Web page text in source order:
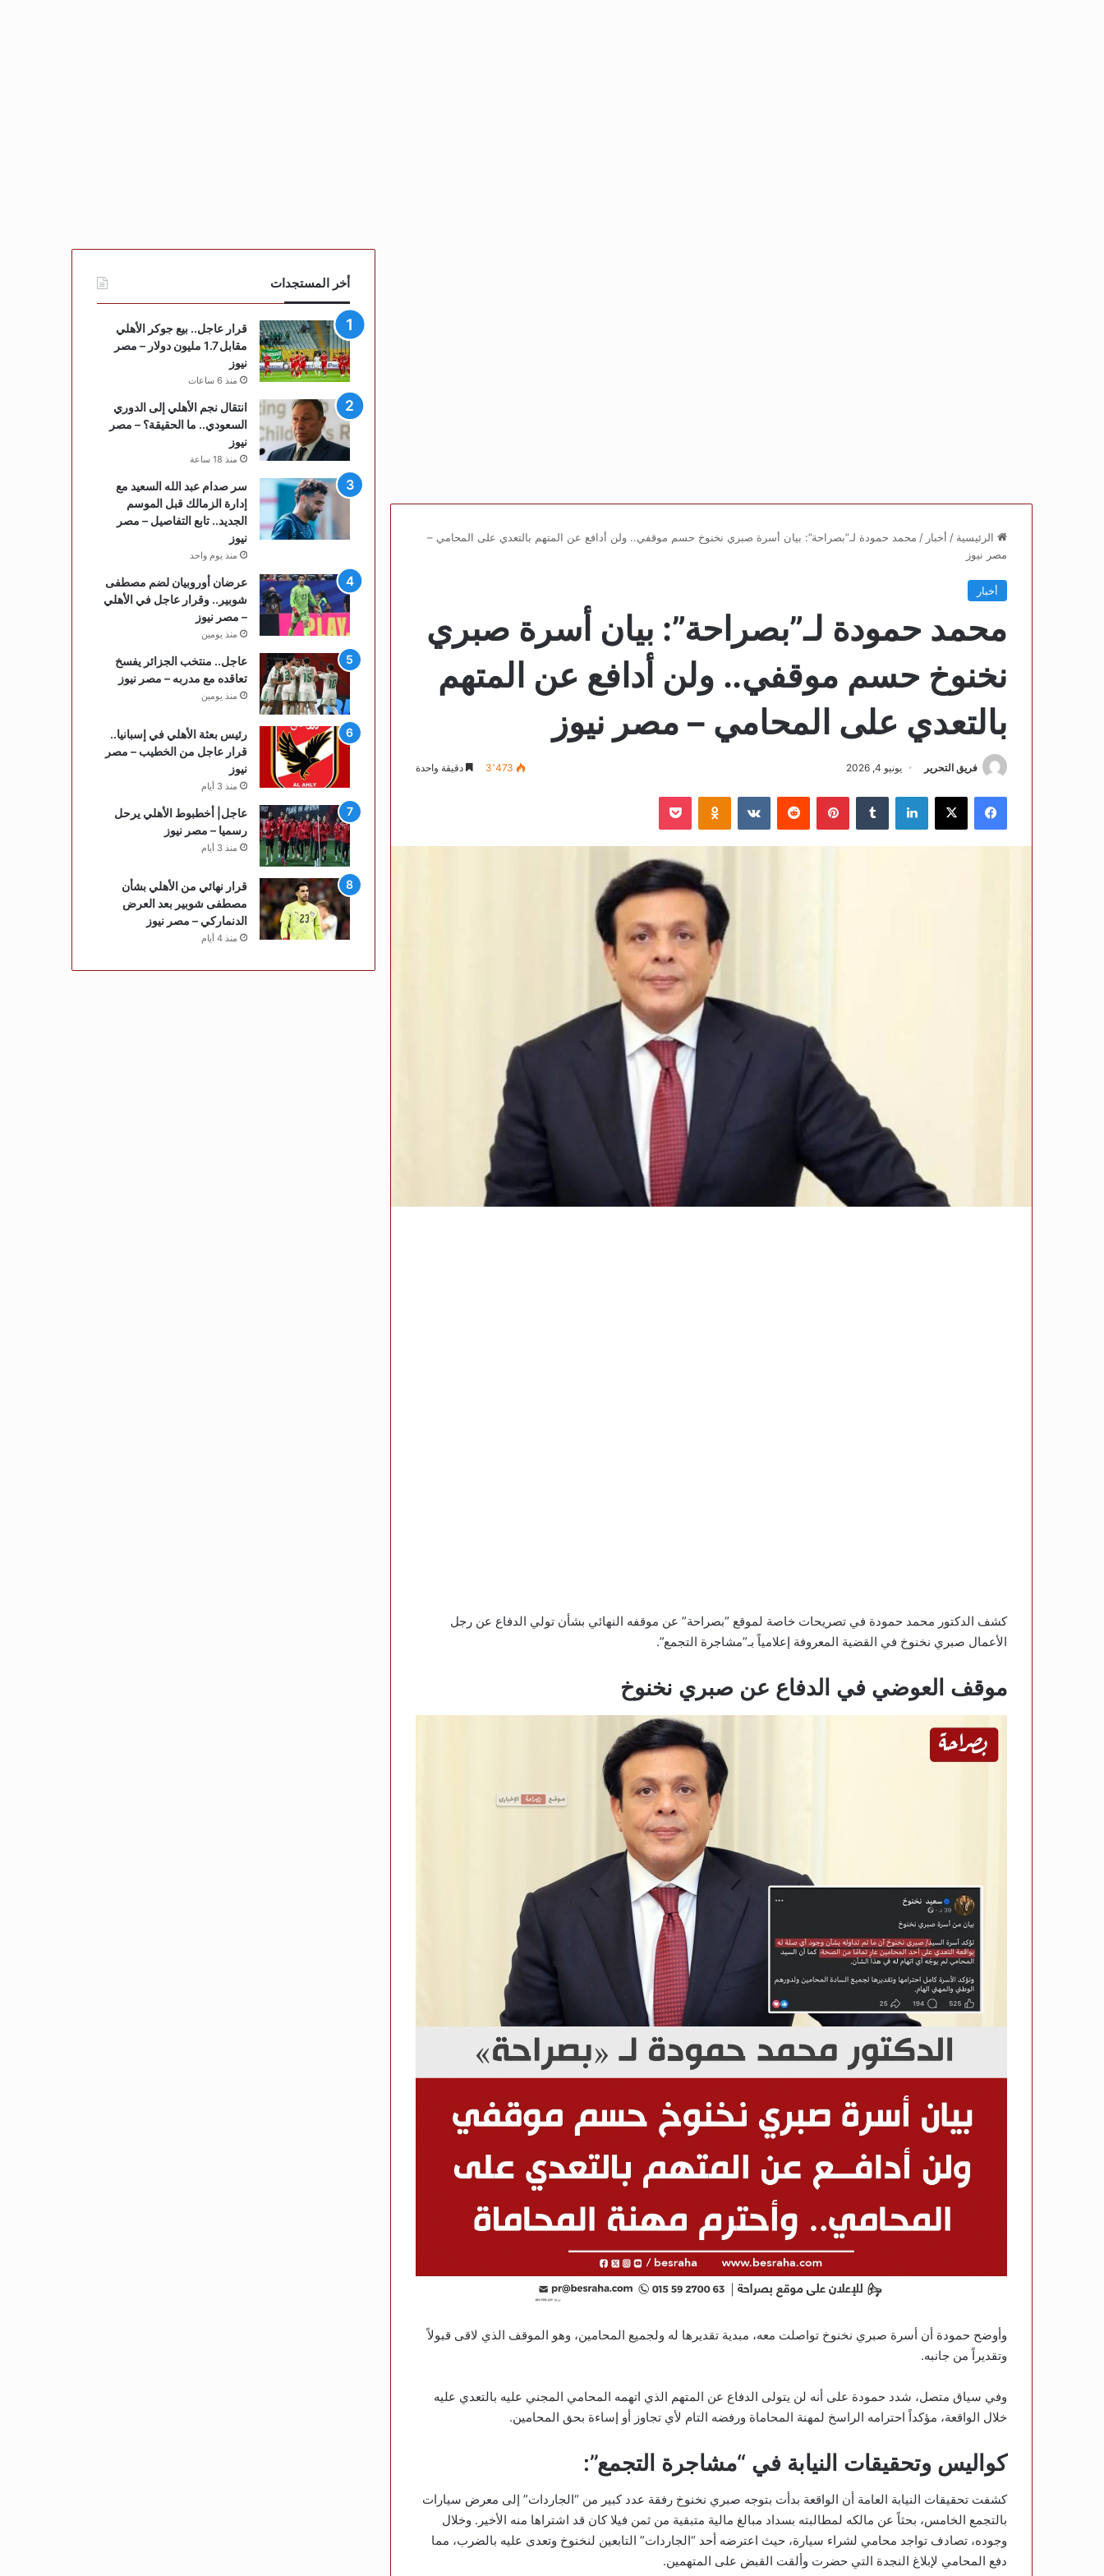
الرئيسية / أخبار / محمد حمودة لـ”بصراحة”: بيان أسرة صبري نخنوخ حسم موقفي.. ولن أدافع عن المتهم بالتعدي على المحامي –
مصر نيوز
أخبار
محمد حمودة لـ”بصراحة”: بيان أسرة صبري
نخنوخ حسم موقفي.. ولن أدافع عن المتهم
بالتعدي على المحامي – مصر نيوز
فريق التحرير يونيو 4, 2026 3٬473 دقيقة واحدة
فيسبوك لينكدإن بينتيريست
كشف الدكتور محمد حمودة في تصريحات خاصة لموقع “بصراحة” عن موقفه النهائي بشأن تولي الدفاع عن رجل
الأعمال صبري نخنوخ في القضية المعروفة إعلامياً بـ”مشاجرة التجمع”.
موقف العوضي في الدفاع عن صبري نخنوخ
وأوضح حمودة أن أسرة صبري نخنوخ تواصلت معه، مبدية تقديرها له ولجميع المحامين، وهو الموقف الذي لاقى قبولاً
وتقديراً من جانبه.
وفي سياق متصل، شدد حمودة على أنه لن يتولى الدفاع عن المتهم الذي اتهمه المحامي المجني عليه بالتعدي عليه
خلال الواقعة، مؤكداً احترامه الراسخ لمهنة المحاماة ورفضه التام لأي تجاوز أو إساءة بحق المحامين.
كواليس وتحقيقات النيابة في “مشاجرة التجمع”:
كشفت تحقيقات النيابة العامة أن الواقعة بدأت بتوجه صبري نخنوخ رفقة عدد كبير من “الجاردات” إلى معرض سيارات
بالتجمع الخامس، بحثاً عن مالكه لمطالبته بسداد مبالغ مالية متبقية من ثمن فيلا كان قد اشتراها منه الأخير. وخلال
وجوده، تصادف تواجد محامي لشراء سيارة، حيث اعترضه أحد “الجاردات” التابعين لنخنوخ وتعدى عليه بالضرب، مما
دفع المحامي لإبلاغ النجدة التي حضرت وألقت القبض على المتهمين.
أخر المستجدات
قرار عاجل.. بيع جوكر الأهلي
مقابل 1.7 مليون دولار – مصر
نيوز
منذ 6 ساعات
انتقال نجم الأهلي إلى الدوري
السعودي.. ما الحقيقة؟ – مصر
نيوز
منذ 18 ساعة
سر صدام عبد الله السعيد مع
إدارة الزمالك قبل الموسم
الجديد.. تابع التفاصيل – مصر
نيوز
منذ يوم واحد
عرضان أوروبيان لضم مصطفى
شوبير.. وقرار عاجل في الأهلي
– مصر نيوز
منذ يومين
عاجل.. منتخب الجزائر يفسخ
تعاقده مع مدربه – مصر نيوز
منذ يومين
رئيس بعثة الأهلي في إسبانيا..
قرار عاجل من الخطيب – مصر
نيوز
منذ 3 أيام
عاجل| أخطبوط الأهلي يرحل
رسميا – مصر نيوز
منذ 3 أيام
قرار نهائي من الأهلي بشأن
مصطفى شوبير بعد العرض
الدنماركي – مصر نيوز
منذ 4 أيام